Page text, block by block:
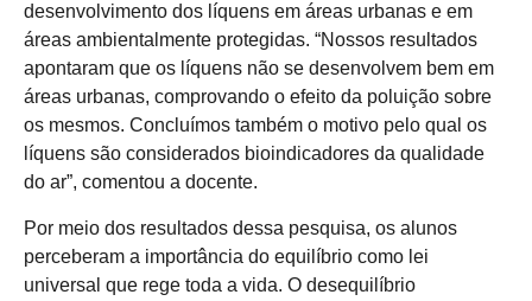
desenvolvimento dos líquens em áreas urbanas e em
áreas ambientalmente protegidas. “Nossos resultados
apontaram que os líquens não se desenvolvem bem em
áreas urbanas, comprovando o efeito da poluição sobre
os mesmos. Concluímos também o motivo pelo qual os
líquens são considerados bioindicadores da qualidade
do ar”, comentou a docente.
Por meio dos resultados dessa pesquisa, os alunos
perceberam a importância do equilíbrio como lei
universal que rege toda a vida. O desequilíbrio